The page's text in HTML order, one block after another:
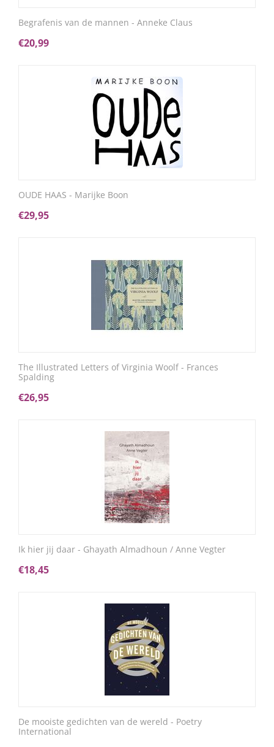
Begrafenis van de mannen - Anneke Claus
€20,99
OUDE HAAS - Marijke Boon
€29,95
The Illustrated Letters of Virginia Woolf - Frances
Spalding
€26,95
Ik hier jij daar - Ghayath Almadhoun / Anne Vegter
€18,45
De mooiste gedichten van de wereld - Poetry
International